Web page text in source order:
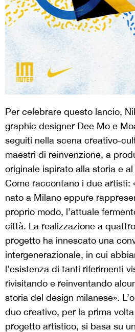
Per celebrare questo lancio,
graphic designer Dee Mo e
seguiti nella scena creativo-
maestri di reinvenzione, a
originale ispirato alla storia e
Come raccontano i due artisti:
nato a Milano eppure
proprio modo, l’attuale
città. La realizzazione a
progetto ha innescato una
intergenerazionale, in cui
l’esistenza di tanti riferimenti
rivisitando e reinventando
storia del design milanese».
duo creativo, per la prima
progetto artistico, si basa su